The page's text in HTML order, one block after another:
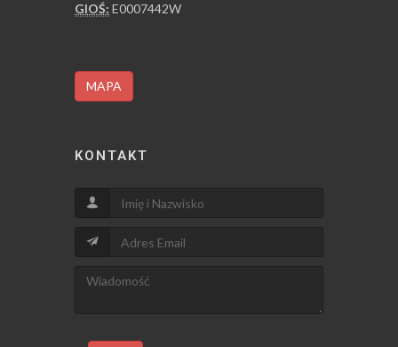
GIOŚ: E0007442W
MAPA
KONTAKT